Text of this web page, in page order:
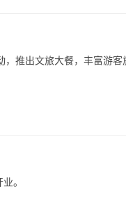
，推出文旅大餐，丰富游客
。